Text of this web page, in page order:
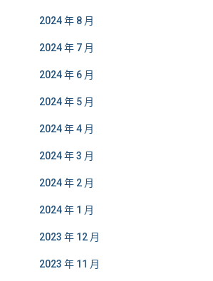
2024 年 8 月
2024 年 7 月
2024 年 6 月
2024 年 5 月
2024 年 4 月
2024 年 3 月
2024 年 2 月
2024 年 1 月
2023 年 12 月
2023 年 11 月